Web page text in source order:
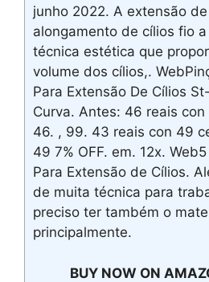
junho 2022. A extensão
alongamento de cílios fio
técnica estética que
volume dos cílios,.
Para Extensão De Cílios
Curva. Antes: 46 reais
46. , 99. 43 reais con 49
49 7% OFF. em. 12x.
Para Extensão de Cílios.
de muita técnica para
preciso ter também o
principalmente.
BUY NOW ON